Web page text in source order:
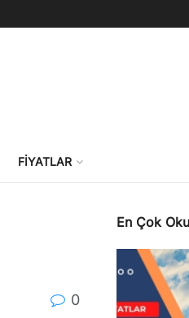
FIYATLAR
0
En Çok